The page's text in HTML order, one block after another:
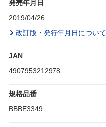
発売年月日
2019/04/26
改訂版・発行年月日について
JAN
4907953212978
規格品番
BBBE3349